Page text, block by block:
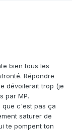
bien tous les
Répondre
dévoilerait trop (je
par MP.
que c'est pas ça
saturer de
te pompent ton